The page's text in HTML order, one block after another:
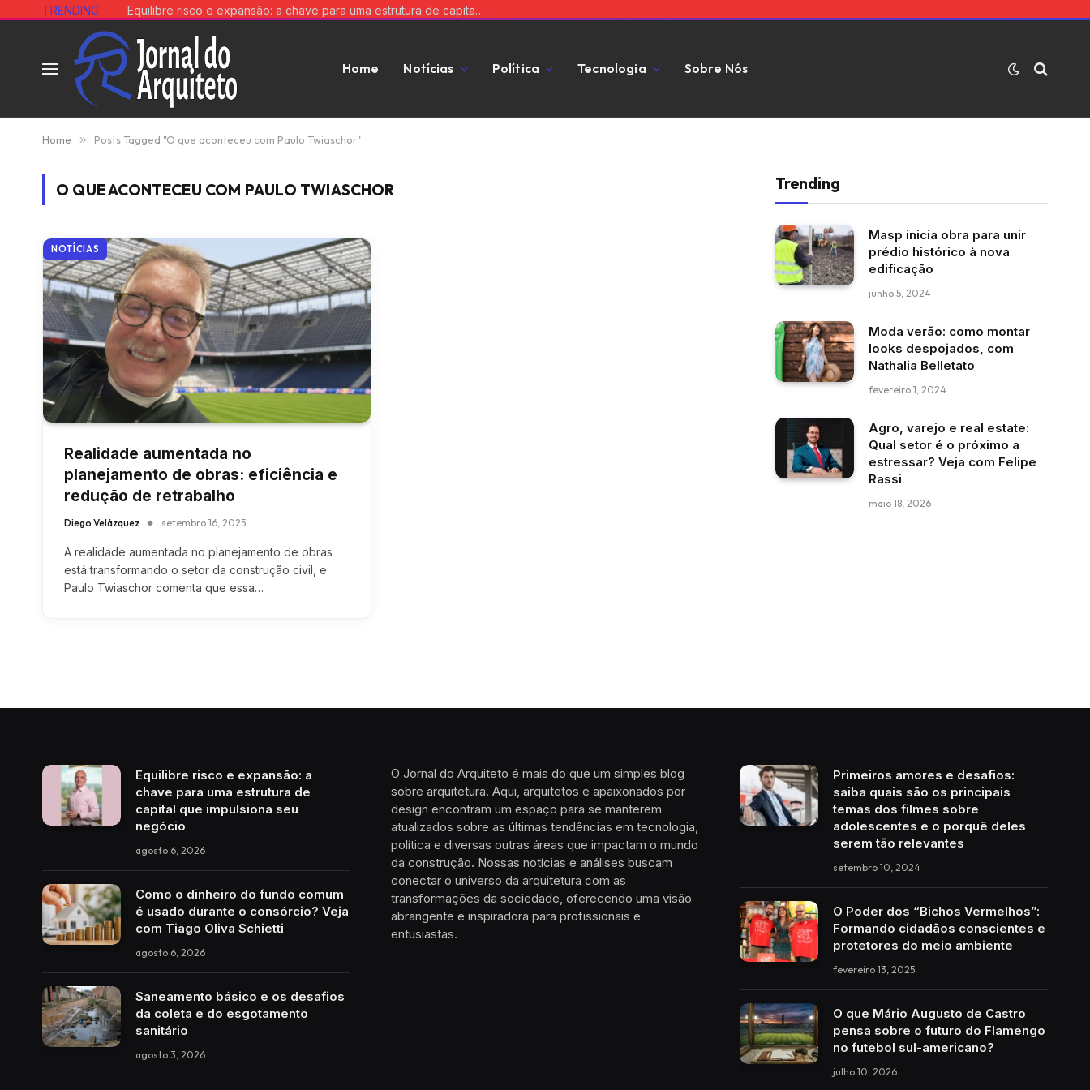
TRENDING Equilibre risco e expansão: a chave para uma estrutura de capital que impulsiona seu negócio
Home Notícias Política Tecnologia Sobre Nós
Home » Posts Tagged "O que aconteceu com Paulo Twiaschor"
O QUE ACONTECEU COM PAULO TWIASCHOR
NOTÍCIAS
Realidade aumentada no
planejamento de obras: eficiência e
redução de retrabalho
Diego Velázquez setembro 16, 2025
A realidade aumentada no planejamento de obras
está transformando o setor da construção civil, e
Paulo Twiaschor comenta que essa…
Trending
Masp inicia obra para unir
prédio histórico à nova
edificação
junho 5, 2024
Moda verão: como montar
looks despojados, com
Nathalia Belletato
fevereiro 1, 2024
Agro, varejo e real estate:
Qual setor é o próximo a
estressar? Veja com Felipe
Rassi
maio 18, 2026
Equilibre risco e expansão: a
chave para uma estrutura de
capital que impulsiona seu
negócio
agosto 6, 2026
Como o dinheiro do fundo comum
é usado durante o consórcio? Veja
com Tiago Oliva Schietti
agosto 6, 2026
Saneamento básico e os desafios
da coleta e do esgotamento
sanitário
agosto 3, 2026
O Jornal do Arquiteto é mais do que um simples blog
sobre arquitetura. Aqui, arquitetos e apaixonados por
design encontram um espaço para se manterem
atualizados sobre as últimas tendências em tecnologia,
política e diversas outras áreas que impactam o mundo
da construção. Nossas notícias e análises buscam
conectar o universo da arquitetura com as
transformações da sociedade, oferecendo uma visão
abrangente e inspiradora para profissionais e
entusiastas.
Primeiros amores e desafios:
saiba quais são os principais
temas dos filmes sobre
adolescentes e o porquê deles
serem tão relevantes
setembro 10, 2024
O Poder dos “Bichos Vermelhos”:
Formando cidadãos conscientes e
protetores do meio ambiente
fevereiro 13, 2025
O que Mário Augusto de Castro
pensa sobre o futuro do Flamengo
no futebol sul-americano?
julho 10, 2026